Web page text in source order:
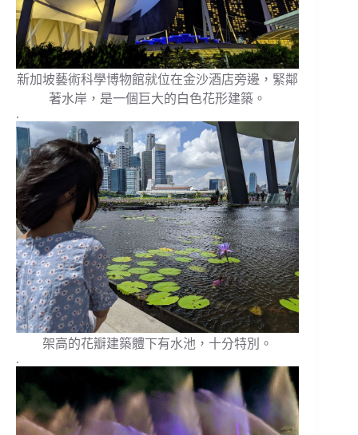
新加坡藝術科學博物館就位在金沙酒店旁邊，緊鄰
著水岸，是一個巨大的白色花形建築。
.
架高的花瓣建築體下有水池，十分特別。
.